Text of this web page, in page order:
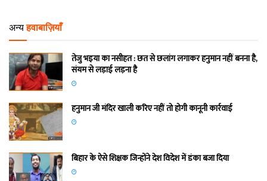
अन्य हवाबाज़ियाँ
तेजु भइया का नसीहत : छत से छलांग लगाकर हनुमान नहीं बनना है,
संयम से लड़ाई लड़ना है
हनुमान जी मंदिर खाली करिए नहीं तो होगी कानूनी कार्रवाई
बिहार के ऐसे शिक्षक जिन्होंने देश विदेश में डंका बजा दिया